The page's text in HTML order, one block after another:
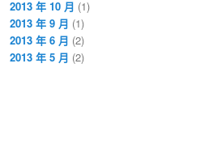
2013 年 10 月 (1)
2013 年 9 月 (1)
2013 年 6 月 (2)
2013 年 5 月 (2)